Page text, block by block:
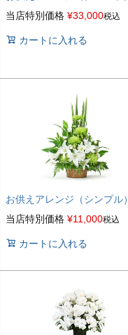
当店特別価格 ¥33,000税込
カートに入れる
お供えアレンジ（シンプル）
当店特別価格 ¥11,000税込
カートに入れる